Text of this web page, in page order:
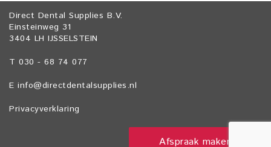
Direct Dental Supplies B.V.
Einsteinweg 31
3404 LH IJSSELSTEIN
T 030 - 68 74 077
E info@directdentalsupplies.nl
Privacyverklaring
Afspraak maken